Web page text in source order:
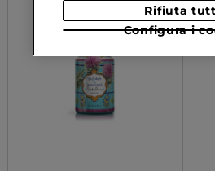
Configura i
Rifiuta